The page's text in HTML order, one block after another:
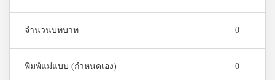
จำนวนบทบาท 0
พิมพ์แม่แบบ (กำหนดเอง) 0